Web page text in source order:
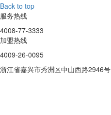
Back to top
服务热线
4008-77-3333
加盟热线
4009-26-0095
浙江省嘉兴市秀洲区中山西路2946号